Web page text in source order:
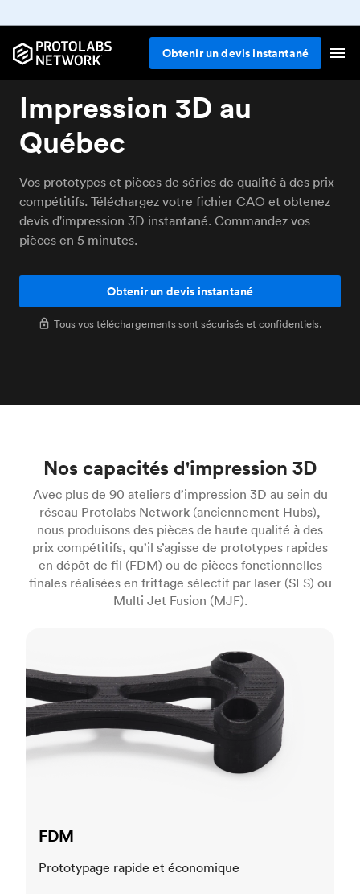
Obtenir un devis instantané
Impression 3D au
Québec
Vos prototypes et pièces de séries de qualité à des prix
compétitifs. Téléchargez votre fichier CAO et obtenez
devis d'impression 3D instantané. Commandez vos
pièces en 5 minutes.
Obtenir un devis instantané
Tous vos téléchargements sont sécurisés et confidentiels.
Nos capacités d'impression 3D
Avec plus de 90 ateliers d’impression 3D au sein du
réseau Protolabs Network (anciennement Hubs),
nous produisons des pièces de haute qualité à des
prix compétitifs, qu’il s’agisse de prototypes rapides
en dépôt de fil (FDM) ou de pièces fonctionnelles
finales réalisées en frittage sélectif par laser (SLS) ou
Multi Jet Fusion (MJF).
FDM
Prototypage rapide et économique